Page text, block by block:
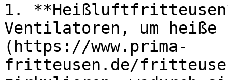
1.
Ventilatoren, um
(https://www.prima-
fritteusen.de/